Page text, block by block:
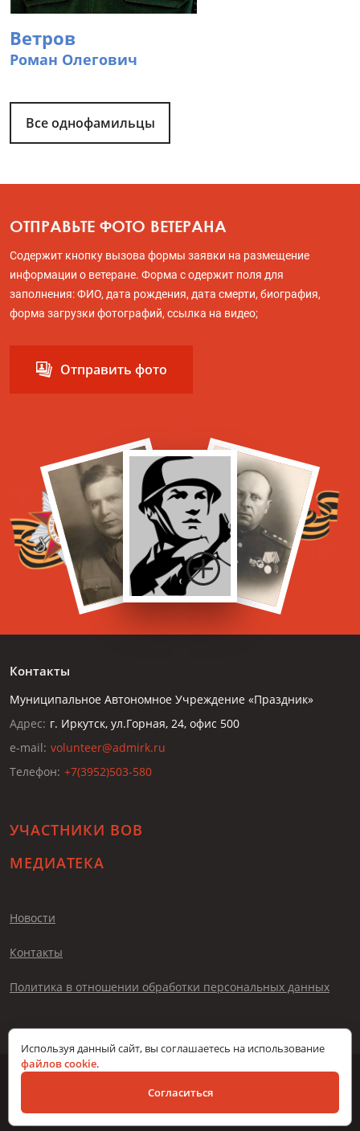
Ветров
Роман Олегович
Все однофамильцы
ОТПРАВЬТЕ ФОТО ВЕТЕРАНА
Содержит кнопку вызова формы заявки на размещение
информации о ветеране. Форма с одержит поля для
заполнения: ФИО, дата рождения, дата смерти, биография,
форма загрузки фотографий, ссылка на видео;
Отправить фото
Контакты
Муниципальное Автономное Учреждение «Праздник»
Адрес: г. Иркутск, ул.Горная, 24, офис 500
e-mail: volunteer@admirk.ru
Телефон: +7(3952)503-580
УЧАСТНИКИ ВОВ
МЕДИАТЕКА
Новости
Контакты
Политика в отношении обработки персональных данных
Разработка сайта – Вангер.рф
Используя данный сайт, вы соглашаетесь на использование
файлов cookie.
Согласиться